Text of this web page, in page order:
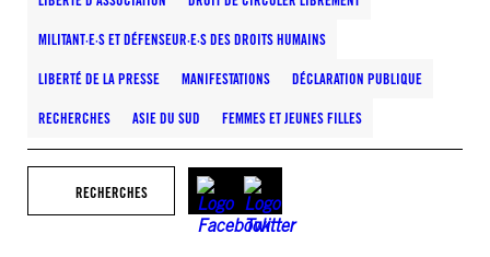
MILITANT·E·S ET DÉFENSEUR·E·S DES DROITS HUMAINS
LIBERTÉ DE LA PRESSE MANIFESTATIONS DÉCLARATION PUBLIQUE
RECHERCHES ASIE DU SUD FEMMES ET JEUNES FILLES
RECHERCHES